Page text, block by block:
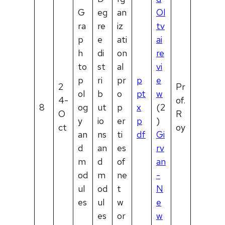
8
2
4-
O
ct
G
ra
p
h
to
p
ol
og
y
an
d
m
od
ul
es
eg
re
e
di
st
ri
b
ut
io
ns
an
d
m
od
ul
es
an
iz
ati
on
al
pr
o
p
er
ti
es
of
ne
t
w
or
p
pt
x
p
df
Ol
tv
ai
re
vi
e
w
(2
)
Gi
rv
an
-
N
e
w
Pr
of.
R
oy